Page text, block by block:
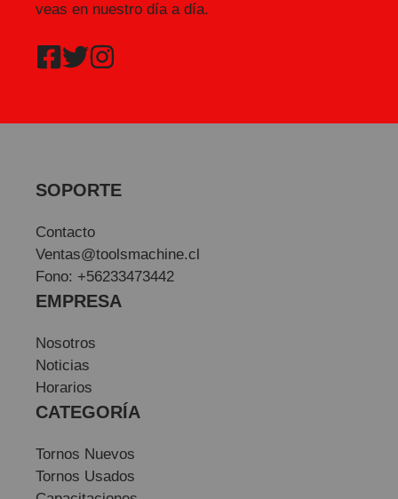
veas en nuestro día a día.
SOPORTE
Contacto
Ventas@toolsmachine.cl
Fono: +56233473442
EMPRESA
Nosotros
Noticias
Horarios
CATEGORÍA
Tornos Nuevos
Tornos Usados